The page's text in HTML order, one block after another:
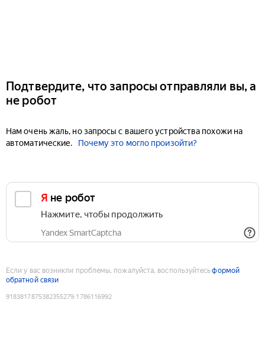
Подтвердите, что запросы отправляли вы, а
не робот
Нам очень жаль, но запросы с вашего устройства похожи на
автоматические.
Почему это могло произойти?
Я не робот
Нажмите, чтобы продолжить
Yandex SmartCaptcha
Если у вас возникли проблемы, пожалуйста, воспользуйтесьформой
обратной связи
9183817875382355279:1786116992